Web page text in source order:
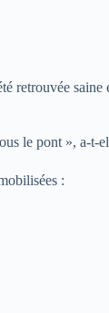
retrouvée
le pont », a-t-
: